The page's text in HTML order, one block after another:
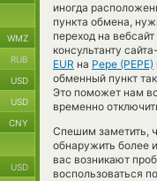
иногда
пункта обмена,
переход на
консультанту
EUR на Pepe (PEPE)
обменный пункт
Это поможет нам
временно
Спешим заметить,
обнаружить более
вас возникают
воспользоваться
WMZ
RUB
USD
USD
CNY
USD